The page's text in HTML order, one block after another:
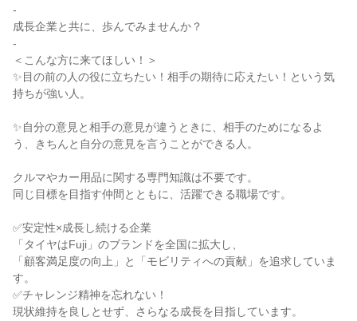
-
成長企業と共に、歩んでみませんか？
-
＜こんな方に来てほしい！＞
✨目の前の人の役に立ちたい！相手の期待に応えたい！という気
持ちが強い人。
✨自分の意見と相手の意見が違うときに、相手のためになるよ
う、きちんと自分の意見を言うことができる人。
クルマやカー用品に関する専門知識は不要です。
同じ目標を目指す仲間とともに、活躍できる職場です。
✅安定性×成長し続ける企業
「タイヤはFuji」のブランドを全国に拡大し、
「顧客満足度の向上」と「モビリティへの貢献」を追求していま
す。
✅チャレンジ精神を忘れない！
現状維持を良しとせず、さらなる成長を目指しています。